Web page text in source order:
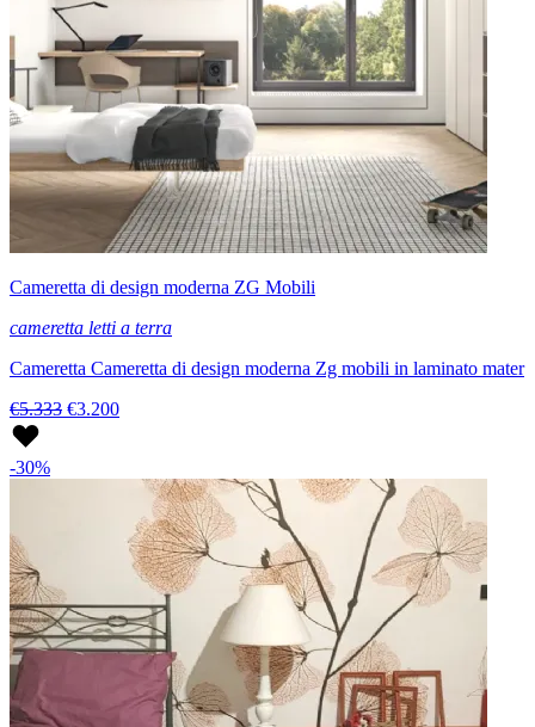
Cameretta di design moderna ZG Mobili
cameretta letti a terra
Cameretta Cameretta di design moderna Zg mobili in laminato mater
€5.333 €3.200
-30%